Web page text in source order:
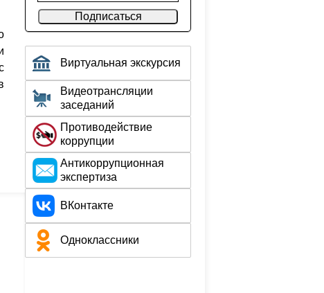
Подписаться
Виртуальная экскурсия
Видеотрансляции
заседаний
Противодействие
коррупции
Aнтикоррупционная
экспертиза
ВКонтакте
Одноклассники